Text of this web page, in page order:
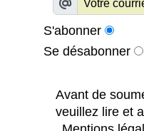
S'abonner
Se désabonner
Avant de
veuillez lire et